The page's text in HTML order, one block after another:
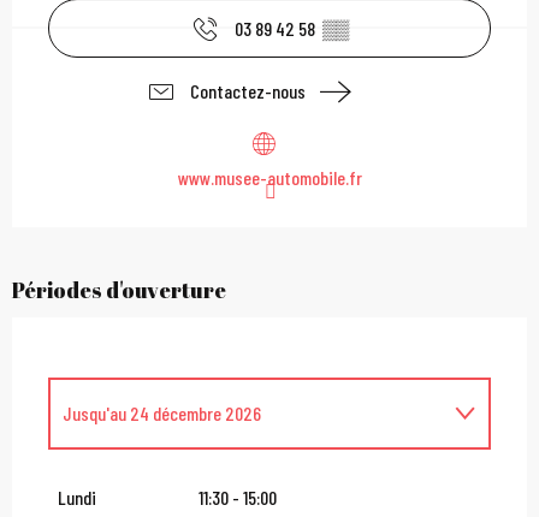
03 89 42 58 ▒▒
Contactez-nous
www.musee-automobile.fr
Périodes d'ouverture
Jusqu'au 24 décembre 2026
Lundi 11:30 - 15:00